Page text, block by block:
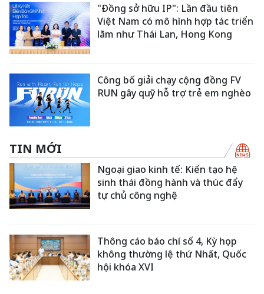
"Đồng sở hữu IP": Lần đầu tiên
Việt Nam có mô hình hợp tác triển
lãm như Thái Lan, Hong Kong
Công bố giải chạy cộng đồng FV
RUN gây quỹ hỗ trợ trẻ em nghèo
TIN MỚI
Ngoại giao kinh tế: Kiến tạo hệ
sinh thái đồng hành và thúc đẩy
tự chủ công nghệ
Thông cáo báo chí số 4, Kỳ họp
không thường lệ thứ Nhất, Quốc
hội khóa XVI